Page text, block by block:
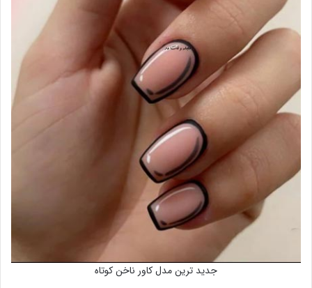
جدید ترین مدل کاور ناخن کوتاه